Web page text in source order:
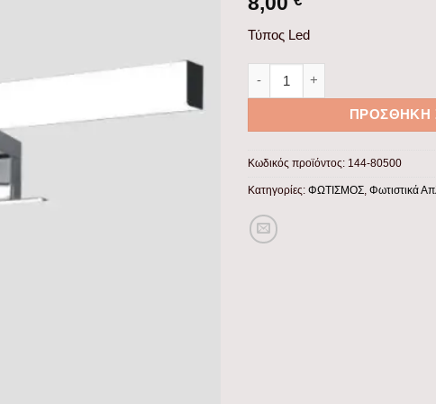
Τύπος Led
ΦΩΤΙΣΤΙΚΟ ΜΠΑΝΙΟΥ LED 5W
ΠΡΟΣΘΉΚΗ
Κωδικός προϊόντος: 144-80500
Κατηγορίες: ΦΩΤΙΣΜΟΣ, Φωτιστικά